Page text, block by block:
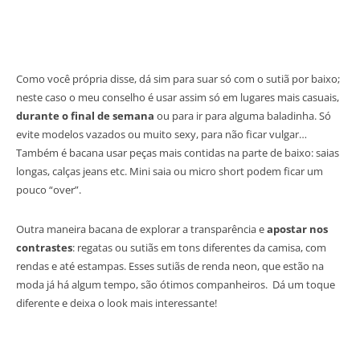
Como você própria disse, dá sim para suar só com o sutiã por baixo;
neste caso o meu conselho é usar assim só em lugares mais casuais,
durante o final de semana ou para ir para alguma baladinha. Só
evite modelos vazados ou muito sexy, para não ficar vulgar…
Também é bacana usar peças mais contidas na parte de baixo: saias
longas, calças jeans etc. Mini saia ou micro short podem ficar um
pouco “over”.
Outra maneira bacana de explorar a transparência eapostar nos
contrastes: regatas ou sutiãs em tons diferentes da camisa, com
rendas e até estampas. Esses sutiãs de renda neon, que estão na
moda já há algum tempo, são ótimos companheiros. Dá um toque
diferente e deixa o look mais interessante!